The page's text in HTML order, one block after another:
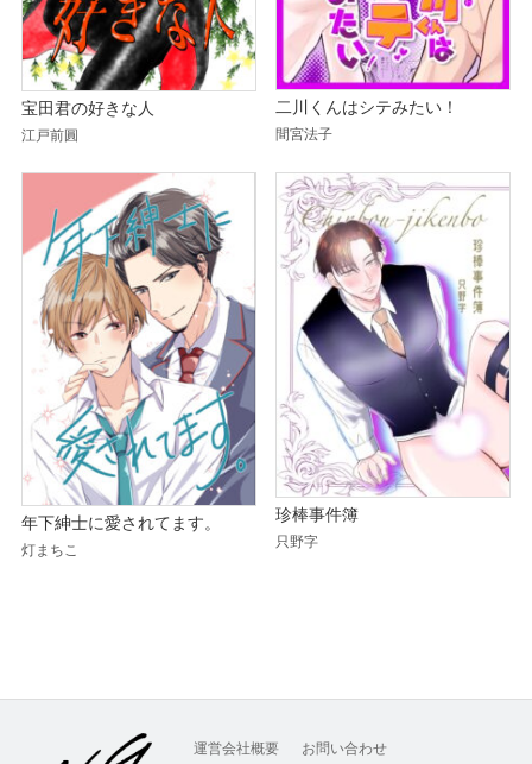
宝田君の好きな人
江戸前圓
二川くんはシテみたい！
間宮法子
年下紳士に愛されてます。
灯まちこ
珍棒事件簿
只野字
運営会社概要 お問い合わせ